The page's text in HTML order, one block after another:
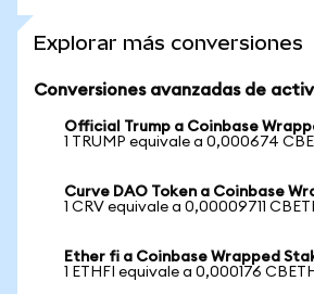
Explorar más conversiones
Conversiones avanzadas de
Official Trump a Coinbase
1 TRUMP equivale a 0,000674
Curve DAO Token a Coinbase
1 CRV equivale a 0,00009711
Ether fi a Coinbase Wrapped
1 ETHFI equivale a 0,000176